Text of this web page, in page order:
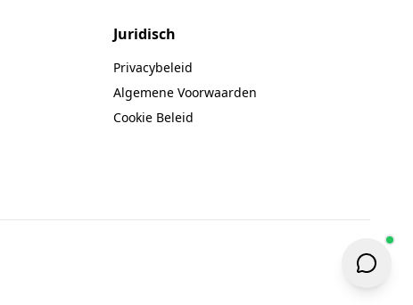
Juridisch
Privacybeleid
Algemene Voorwaarden
Cookie Beleid